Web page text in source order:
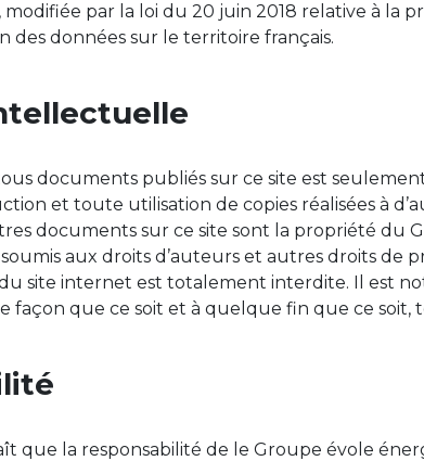
modifiée par la loi du 20 juin 2018 relative à la
des données sur le territoire français.
documents publiés sur ce site est
et toute utilisation de copies réalisées à
documents sur ce site sont la propriété du
aux droits d’auteurs et autres droits
site internet est totalement interdite. Il est
façon que ce soit et à quelque fin que ce
que la responsabilité de le Groupe évole